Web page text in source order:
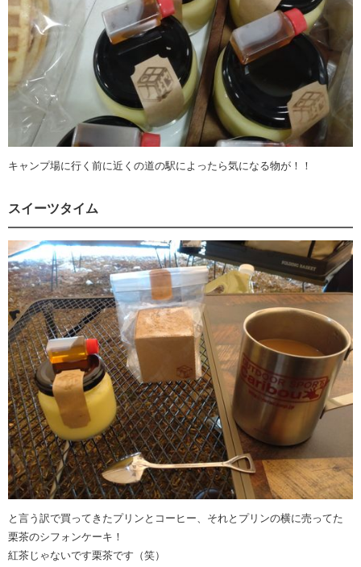
キャンプ場に行く前に近くの道の駅によったら気になる物が！！
スイーツタイム
と言う訳で買ってきたプリンとコーヒー、それとプリンの横に売ってた
栗茶のシフォンケーキ！
紅茶じゃないです栗茶です（笑）